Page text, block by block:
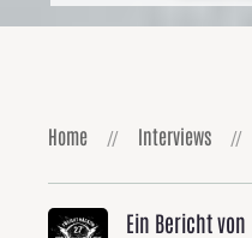
Home Interviews
Ein Bericht